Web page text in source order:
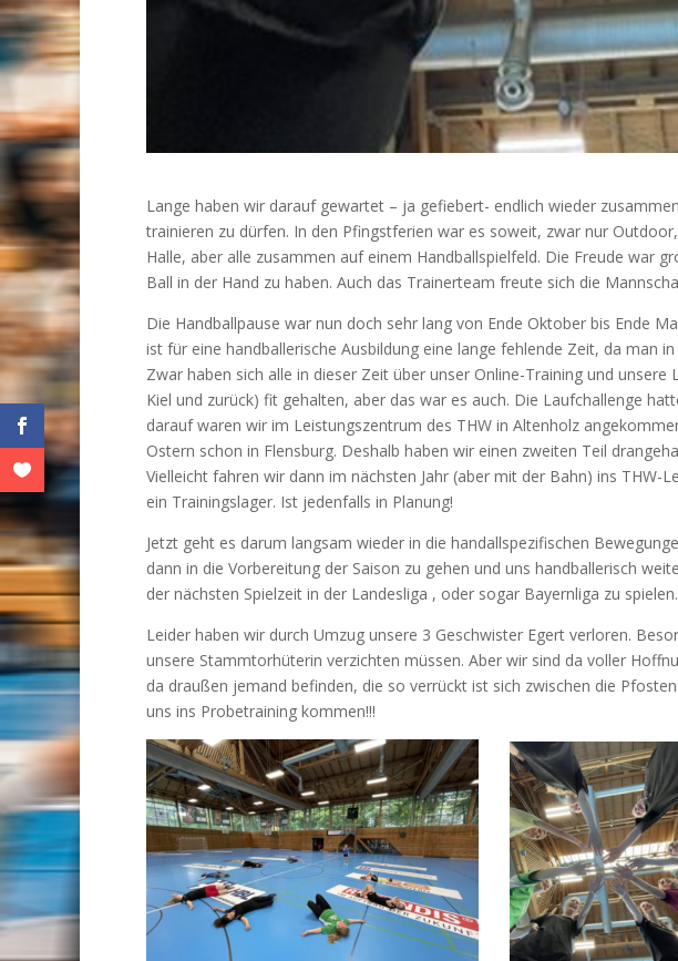
Lange haben wir darauf gewartet – ja gefiebert- endlich wieder
trainieren zu dürfen. In den Pfingstferien war es soweit, zwar nur
Halle, aber alle zusammen auf einem Handballspielfeld. Die Freude war
Ball in der Hand zu haben. Auch das Trainerteam freute sich die
Die Handballpause war nun doch sehr lang von Ende Oktober bis Ende
ist für eine handballerische Ausbildung eine lange fehlende Zeit, da man
Zwar haben sich alle in dieser Zeit über unser Online-Training und
Kiel und zurück) fit gehalten, aber das war es auch. Die Laufchallenge
darauf waren wir im Leistungszentrum des THW in Altenholz
Ostern schon in Flensburg. Deshalb haben wir einen zweiten Teil
Vielleicht fahren wir dann im nächsten Jahr (aber mit der Bahn) ins THW-
ein Trainingslager. Ist jedenfalls in Planung!
Jetzt geht es darum langsam wieder in die handallspezifischen
dann in die Vorbereitung der Saison zu gehen und uns handballerisch
der nächsten Spielzeit in der Landesliga , oder sogar Bayernliga zu spielen.
Leider haben wir durch Umzug unsere 3 Geschwister Egert verloren.
unsere Stammtorhüterin verzichten müssen. Aber wir sind da voller
da draußen jemand befinden, die so verrückt ist sich zwischen die
uns ins Probetraining kommen!!!